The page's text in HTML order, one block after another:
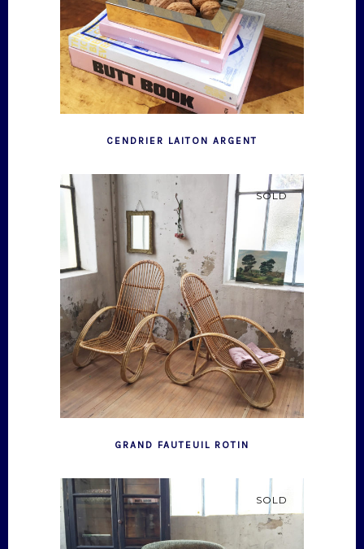
CENDRIER LAITON ARGENT
SOLD
GRAND FAUTEUIL ROTIN
SOLD